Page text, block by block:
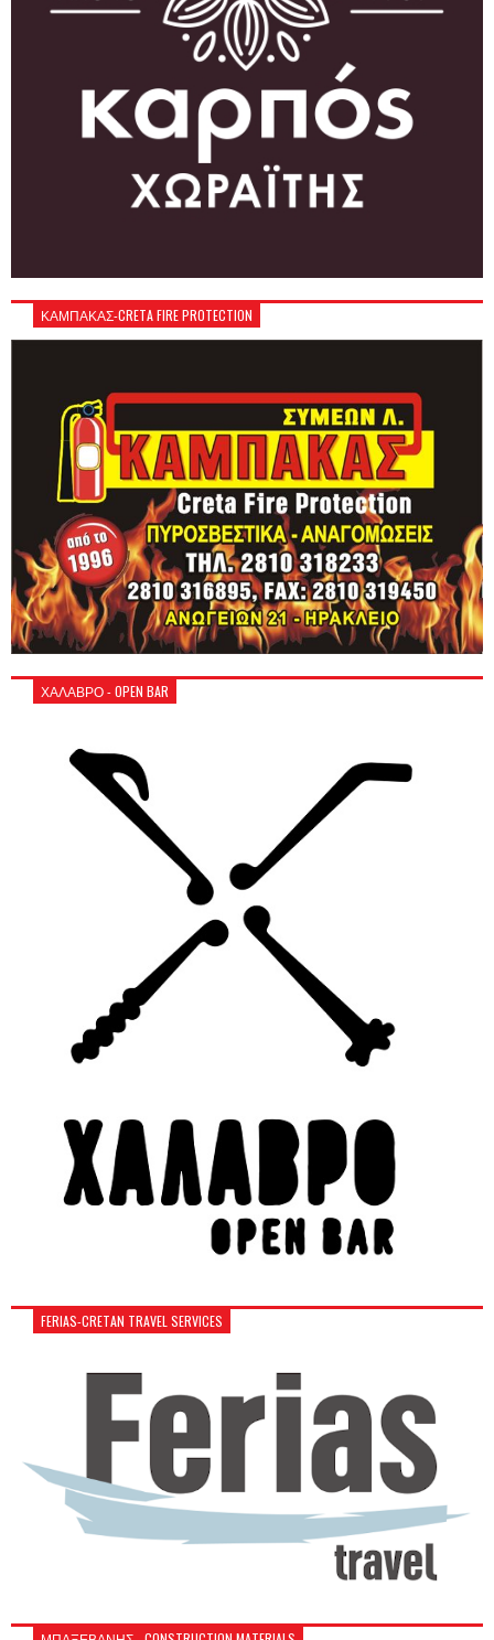
ΚΑΜΠΑΚΑΣ-CRETA FIRE PROTECTION
ΧΑΛΑΒΡΟ - OPEN BAR
FERIAS-CRETAN TRAVEL SERVICES